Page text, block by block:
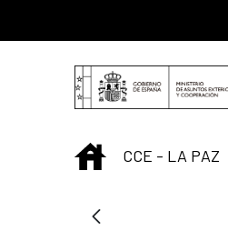
INICIO
CCE - LA PAZ